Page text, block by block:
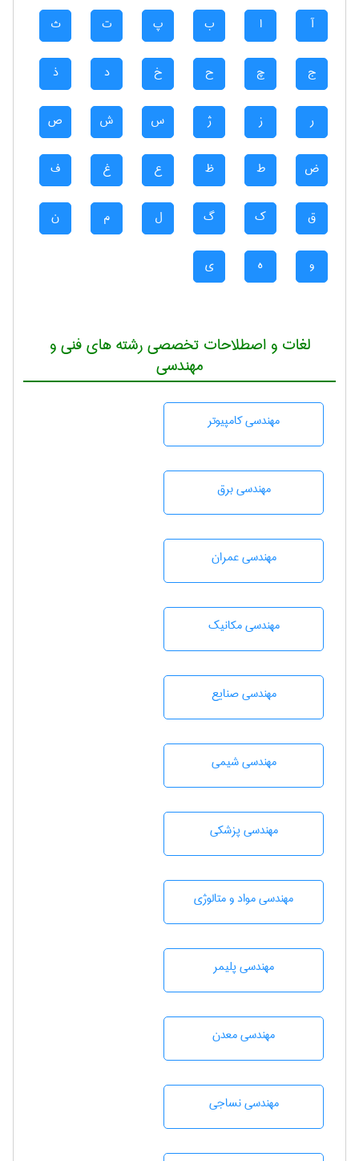
آ ا ب پ ت ث
ج چ ح خ د ذ
ر ز ژ س ش ص
ض ط ظ ع غ ف
ق ک گ ل م ن
و ه ی
لغات و اصطلاحات تخصصی رشته های فنی و
مهندسی
مهندسی كامپيوتر
مهندسی برق
مهندسی عمران
مهندسی مکانیک
مهندسی صنايع
مهندسي شيمی
مهندسی پزشکی
مهندسی مواد و متالوژی
مهندسی پليمر
مهندسی معدن
مهندسي نساجی